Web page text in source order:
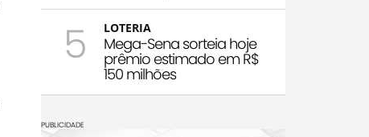
5 LOTERIA
Mega-Sena sorteia hoje
prêmio estimado em R$
150 milhões
PUBLICIDADE